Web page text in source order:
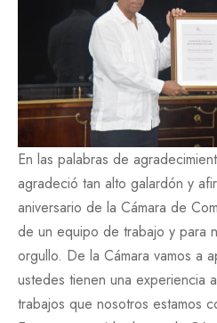
En las palabras de
agradeció tan alto galardón y
aniversario de la Cámara de
de un equipo de trabajo y para
orgullo. De la Cámara vamos a
ustedes tienen una experiencia
trabajos que nosotros estamos